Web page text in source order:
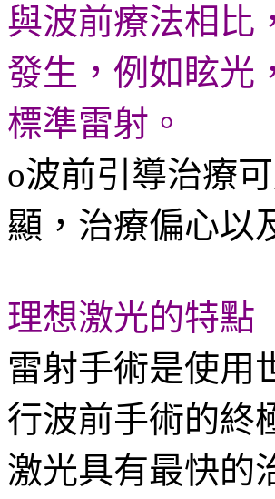
與波前療法相比
發生，例如眩光
標準雷射。
o波前引導治療
顯，治療偏心以
理想激光的特點
雷射手術是使用
行波前手術的終
激光具有最快的